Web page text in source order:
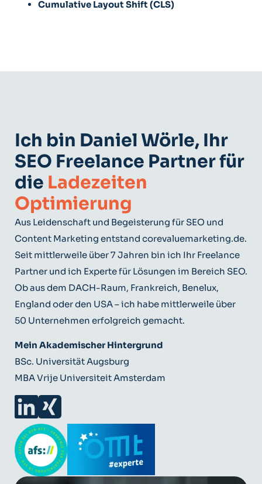
Cumulative Layout Shift (CLS)
Ich bin Daniel Wörle, Ihr
SEO Freelance Partner für
die Ladezeiten
Optimierung
Aus Leidenschaft und Begeisterung für SEO und
Content Marketing entstand corevaluemarketing.de.
Seit mittlerweile über 7 Jahren bin ich Ihr Freelance
Partner und ich Experte für Lösungen im Bereich SEO.
Ob aus dem DACH-Raum, Frankreich, Benelux,
England oder den USA – ich habe mittlerweile über
50 Unternehmen erfolgreich gemacht.
Mein Akademischer Hintergrund
BSc. Universität Augsburg
MBA Vrije Universiteit Amsterdam